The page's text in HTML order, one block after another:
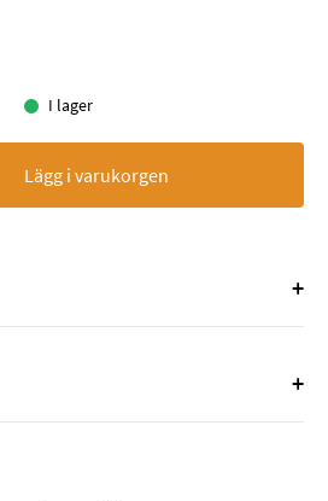
I lager
Lägg i varukorgen
+
+